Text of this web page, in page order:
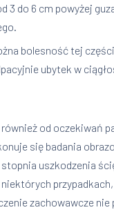
do 6 cm powyżej
bolesność tej
ubytek w
od oczekiwań
się badania
uszkodzenia
zachowawcze